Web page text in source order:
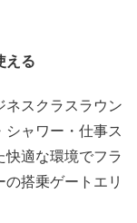
える
ネスクラスラウン
ャワー・仕事ス
適な環境でフラ
搭乗ゲートエリ